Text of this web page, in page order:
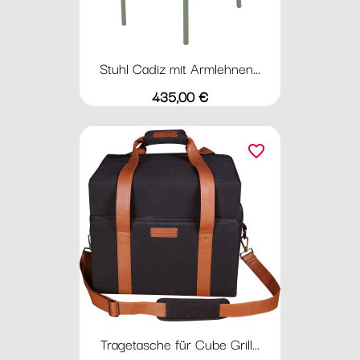
Stuhl Cadiz mit Armlehnen...
Preis
435,00 €
Tragetasche für Cube Grill...
favorite_border